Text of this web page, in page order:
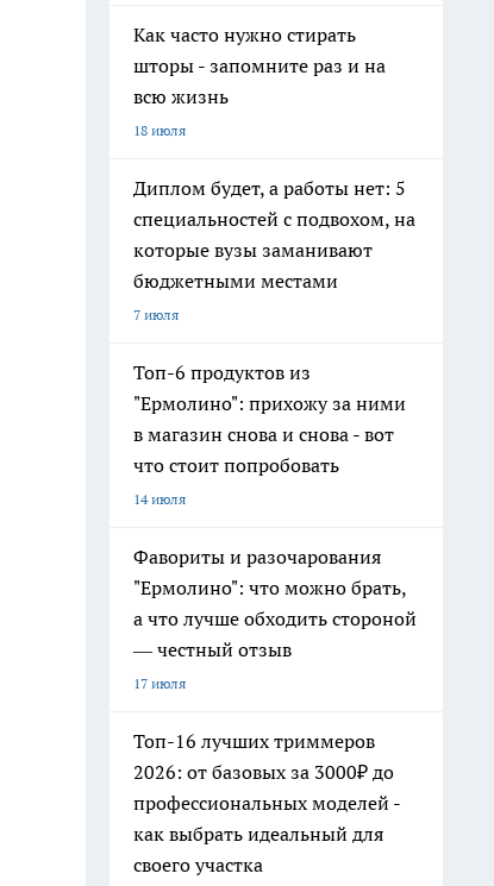
Как часто нужно стирать
шторы - запомните раз и на
всю жизнь
18 июля
Диплом будет, а работы нет: 5
специальностей с подвохом, на
которые вузы заманивают
бюджетными местами
7 июля
Топ-6 продуктов из
"Ермолино": прихожу за ними
в магазин снова и снова - вот
что стоит попробовать
14 июля
Фавориты и разочарования
"Ермолино": что можно брать,
а что лучше обходить стороной
— честный отзыв
17 июля
Топ-16 лучших триммеров
2026: от базовых за 3000₽ до
профессиональных моделей -
как выбрать идеальный для
своего участка